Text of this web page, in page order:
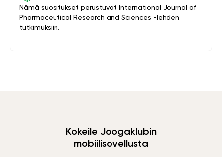
Nämä suositukset perustuvat International Journal of
Pharmaceutical Research and Sciences -lehden
tutkimuksiin.
Kokeile Joogaklubin
mobiilisovellusta